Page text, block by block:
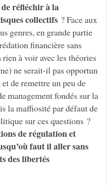
réfléchir à la
collectifs? Face aux
genres, en grande partie
financière sans
à voir avec les théories
ne serait-il pas opportun
de remettre un peu de
management fondés sur la
la maffiosité par défaut de
sur ces questions ?
de régulation et
faut il allersans
des libertés